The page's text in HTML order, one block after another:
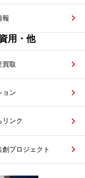
報
用・他
買取
ョン
リンク
創プロジェクト